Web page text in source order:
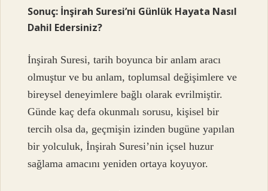
Sonuç: İnşirah Suresi’ni Günlük Hayata Nasıl
Dahil Edersiniz?
İnşirah Suresi, tarih boyunca bir anlam aracı
olmuştur ve bu anlam, toplumsal değişimlere ve
bireysel deneyimlere bağlı olarak evrilmiştir.
Günde kaç defa okunmalı sorusu, kişisel bir
tercih olsa da, geçmişin izinden bugüne yapılan
bir yolculuk, İnşirah Suresi’nin içsel huzur
sağlama amacını yeniden ortaya koyuyor.